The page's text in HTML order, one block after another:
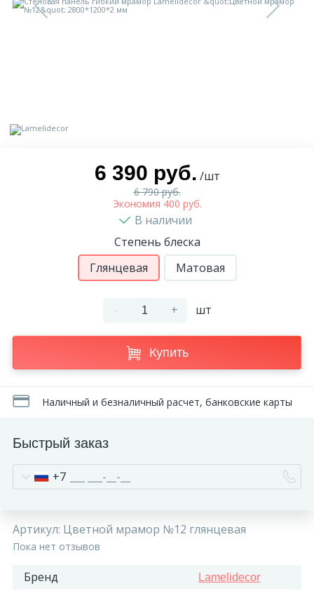
6 390 руб. /шт
6 790 руб.
Экономия 400 руб.
В наличии
Степень блеска
Глянцевая
Матовая
- + шт
Купить
Наличный и безналичный расчет, банковские карты
Быстрый заказ
+7
Артикул: Цветной мрамор №12 глянцевая
Пока нет отзывов
Бренд Lamelidecor
Доставка
Составные части